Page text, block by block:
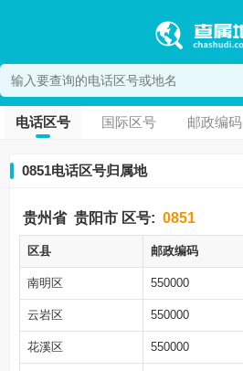
电话区号 国际区号 邮政编码
0851电话区号归属地
贵州省 贵阳市 区号: 0851
区县 邮政编码
南明区 550000
云岩区 550000
花溪区 550000